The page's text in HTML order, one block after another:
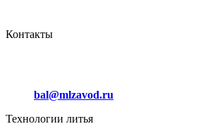
Контакты
bal@mlzavod.ru
Технологии литья